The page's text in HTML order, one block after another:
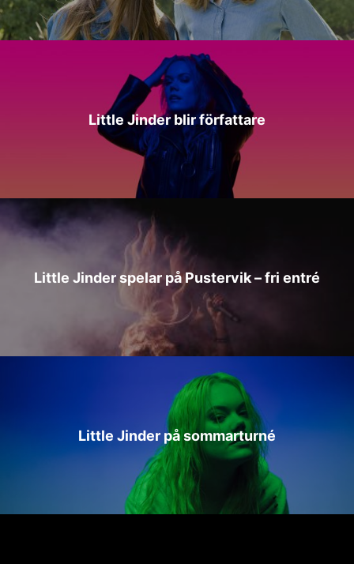
Little Jinder blir författare
Little Jinder spelar på Pustervik – fri entré
Little Jinder på sommarturné